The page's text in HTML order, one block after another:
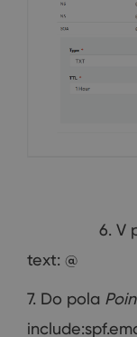
6. V
text: @
7. Do pola